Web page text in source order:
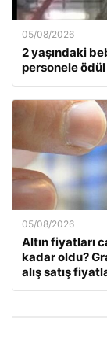
05/08/2026
2 yaşındaki
personele ödül
05/08/2026
Altın fiyatları
kadar oldu?
alış satış